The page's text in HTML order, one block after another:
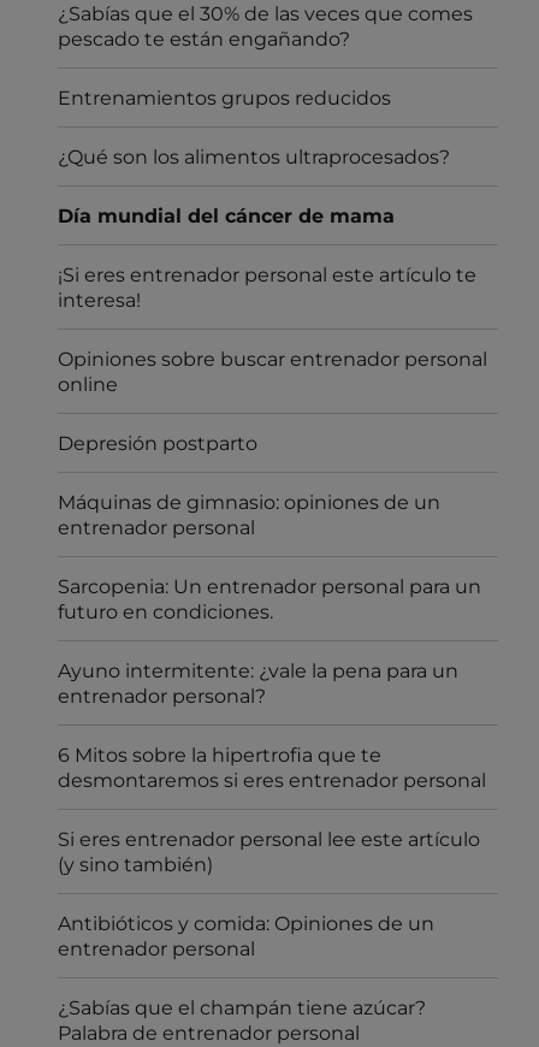
¿Sabías que el 30% de las veces que comes
pescado te están engañando?
Entrenamientos grupos reducidos
¿Qué son los alimentos ultraprocesados?
Día mundial del cáncer de mama
¡Si eres entrenador personal este artículo te
interesa!
Opiniones sobre buscar entrenador personal
online
Depresión postparto
Máquinas de gimnasio: opiniones de un
entrenador personal
Sarcopenia: Un entrenador personal para un
futuro en condiciones.
Ayuno intermitente: ¿vale la pena para un
entrenador personal?
6 Mitos sobre la hipertrofia que te
desmontaremos si eres entrenador personal
Si eres entrenador personal lee este artículo
(y sino también)
Antibióticos y comida: Opiniones de un
entrenador personal
¿Sabías que el champán tiene azúcar?
Palabra de entrenador personal